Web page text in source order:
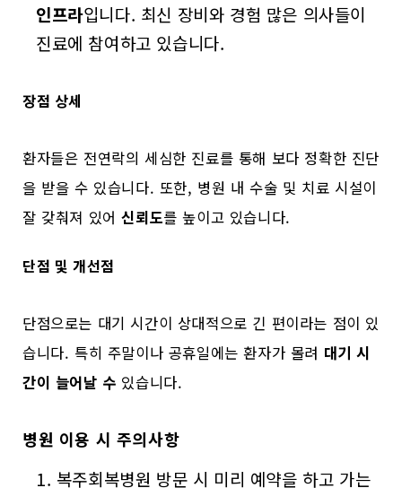
인프라입니다. 최신 장비와 경험 많은 의사들이
진료에 참여하고 있습니다.
장점 상세
환자들은 전연락의 세심한 진료를 통해 보다 정확한 진단
을 받을 수 있습니다. 또한, 병원 내 수술 및 치료 시설이
잘 갖춰져 있어신뢰도를 높이고 있습니다.
단점 및 개선점
단점으로는 대기 시간이 상대적으로 긴 편이라는 점이 있
습니다. 특히 주말이나 공휴일에는 환자가 몰려 대기 시
간이 늘어날 수 있습니다.
병원 이용 시 주의사항
복주회복병원 방문 시 미리 예약을 하고 가는